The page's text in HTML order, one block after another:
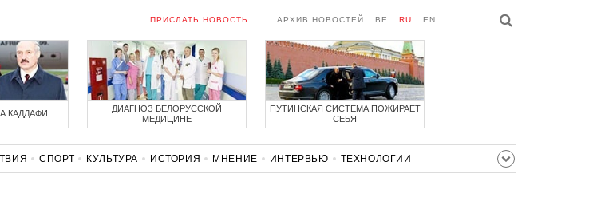
ПРИСЛАТЬ НОВОСТЬ АРХИВ НОВОСТЕЙ BE RU EN
КАДДАФИ
ДИАГНОЗ БЕЛОРУССКОЙ
МЕДИЦИНЕ
ПУТИНСКАЯ СИСТЕМА ПОЖИРАЕТ
СЕБЯ
СПОРТ КУЛЬТУРА ИСТОРИЯ МНЕНИЕ ИНТЕРВЬЮ
ТЕХНОЛОГИИ